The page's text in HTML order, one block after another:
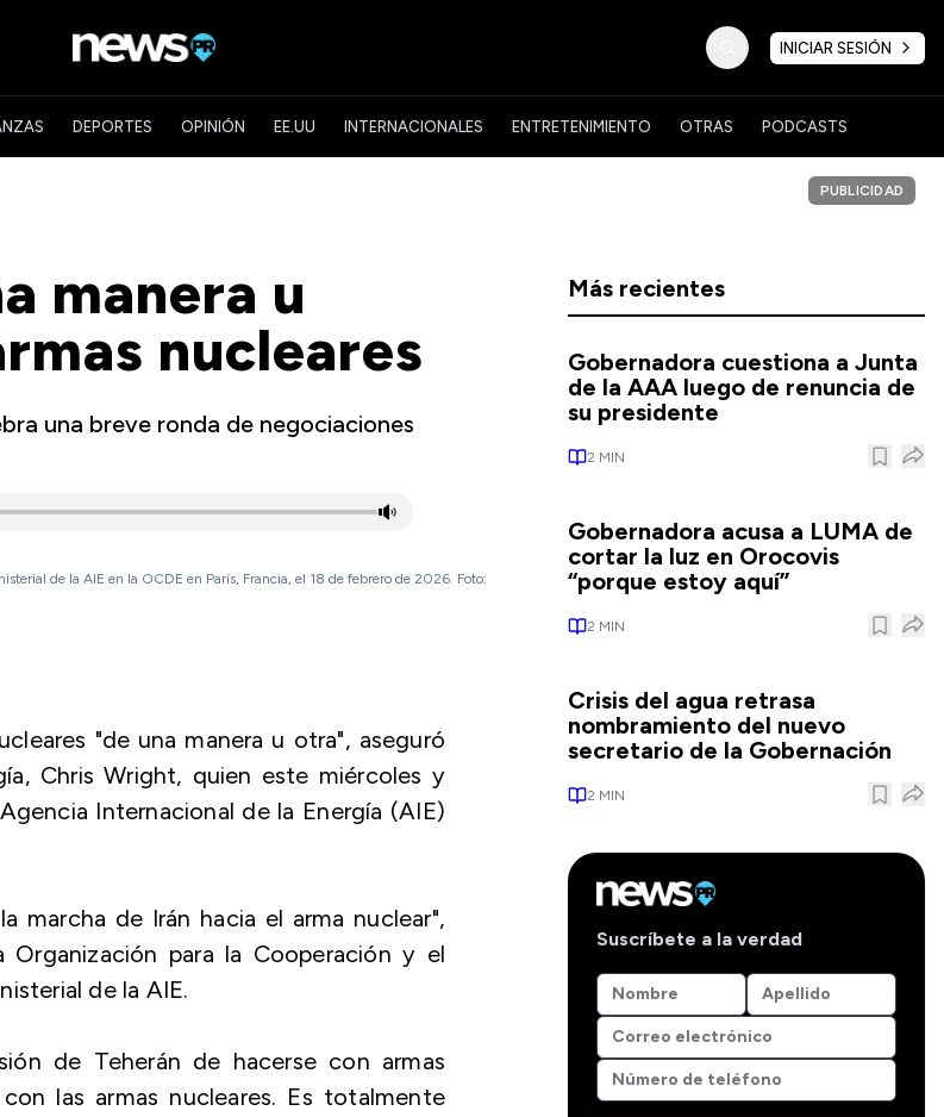
INICIAR SESIÓN
DEPORTES OPINIÓN EE.UU INTERNACIONALES ENTRETENIMIENTO OTRAS PODCASTS
manera u
nucleares
una breve ronda de negociaciones
de la AIE en la OCDE en París, Francia, el 18 de febrero de 2026. Foto:
"de una manera u otra", aseguró
Chris Wright, quien este miércoles y
Internacional de la Energía (AIE)
marcha de Irán hacia el arma nuclear",
para la Cooperación y el
de la AIE.
de Teherán de hacerse con armas
las armas nucleares. Es totalmente
PUBLICIDAD
Más recientes
Gobernadora cuestiona a Junta
de la AAA luego de renuncia de
su presidente
2 MIN
Gobernadora acusa a LUMA de
cortar la luz en Orocovis
“porque estoy aquí”
2 MIN
Crisis del agua retrasa
nombramiento del nuevo
secretario de la Gobernación
2 MIN
Suscríbete a la verdad